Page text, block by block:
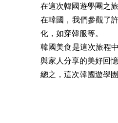
在這次韓國遊學團之
在韓國，我們參觀了
化，如穿韓服等。
韓國美食是這次旅程
與家人分享的美好回憶
總之，這次韓國遊學